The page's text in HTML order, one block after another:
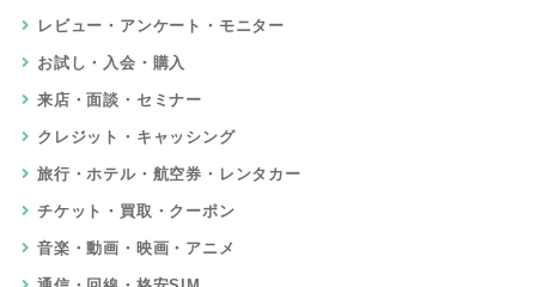
レビュー・アンケート・モニター
お試し・入会・購入
来店・面談・セミナー
クレジット・キャッシング
旅行・ホテル・航空券・レンタカー
チケット・買取・クーポン
音楽・動画・映画・アニメ